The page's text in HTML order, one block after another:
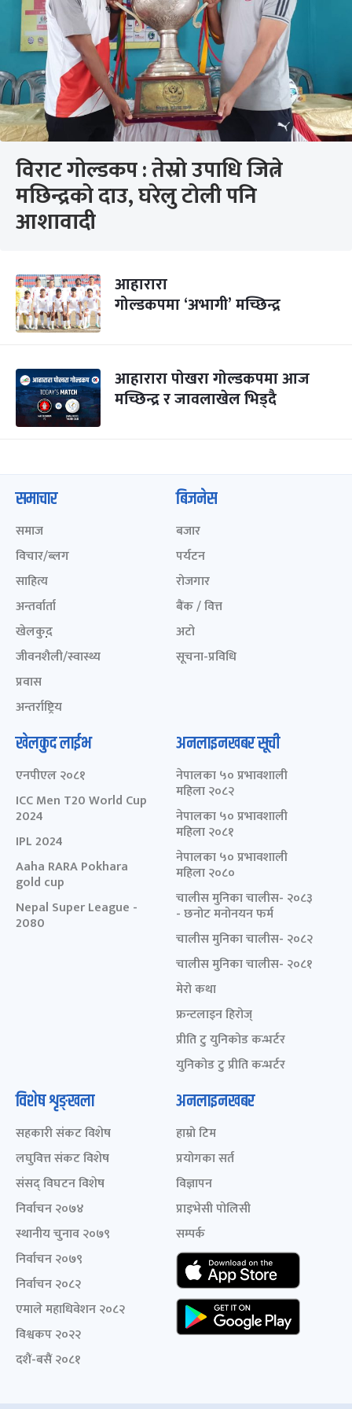
विराट गोल्डकप : तेस्रो उपाधि जित्ने
मछिन्द्रको दाउ, घरेलु टोली पनि
आशावादी
आहारारा
गोल्डकपमा ‘अभागी’ मच्छिन्द्र
आहारारा पोखरा गोल्डकपमा आज
मच्छिन्द्र र जावलाखेल भिड्दै
समाचार
समाज
विचार/ब्लग
साहित्य
अन्तर्वार्ता
खेलकुद़़
जीवनशैली/स्वास्थ्य
प्रवास
अन्तर्राष्ट्रिय
बिजनेस
बजार
पर्यटन
रोजगार
बैंक / वित्त
अटो
सूचना-प्रविधि
खेलकुद लाईभ
एनपीएल २०८१
ICC Men T20 World Cup
2024
IPL 2024
Aaha RARA Pokhara
gold cup
Nepal Super League -
2080
अनलाइनखबर सूची
नेपालका ५० प्रभावशाली
महिला २०८२
नेपालका ५० प्रभावशाली
महिला २०८१
नेपालका ५० प्रभावशाली
महिला २०८०
चालीस मुनिका चालीस- २०८३
- छनोट मनोनयन फर्म
चालीस मुनिका चालीस- २०८२
चालीस मुनिका चालीस- २०८१
मेरो कथा
फ्रन्टलाइन हिरोज्
प्रीति टु युनिकोड कन्भर्टर
युनिकोड टु प्रीति कन्भर्टर
विशेष शृङ्खला
सहकारी संकट विशेष
लघुवित्त संकट विशेष
संसद् विघटन विशेष
निर्वाचन २०७४
स्थानीय चुनाव २०७९
निर्वाचन २०७९
निर्वाचन २०८२
एमाले महाधिवेशन २०८२
विश्वकप २०२२
दशैं-बसैं २०८१
अनलाइनखबर
हाम्रो टिम
प्रयोगका सर्त
विज्ञापन
प्राइभेसी पोलिसी
सम्पर्क